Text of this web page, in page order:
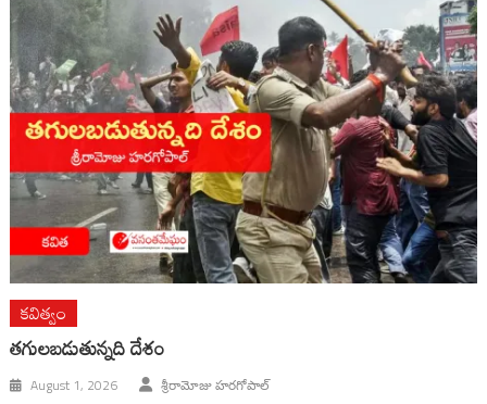
కవిత్వం
తగులబడుతున్నది దేశం
August 1, 2026 శ్రీరామోజు హరగోపాల్